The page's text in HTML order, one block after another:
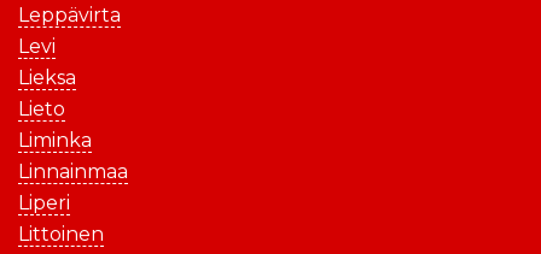
Leppävirta
Levi
Lieksa
Lieto
Liminka
Linnainmaa
Liperi
Littoinen